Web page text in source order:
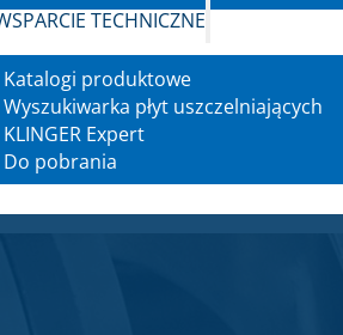
TECHNICZNE
Katalogi produktowe
Wyszukiwarka płyt uszczelniających
KLINGER Expert
Do pobrania